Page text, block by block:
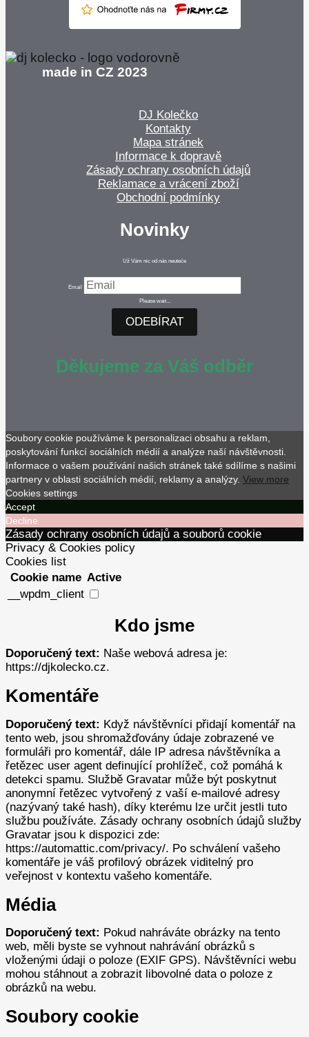
made in CZ 2023
DJ Kolečko
Kontakty
Mapa stránek
Informace k dopravě
Zásady ochrany osobních údajů
Reklamace a vrácení zboží
Obchodní podmínky
Novinky
Už Vám nic od nás neuteče
Email
Please wait...
ODEBÍRAT
Děkujeme za Váš odběr
Soubory cookie používáme k personalizaci obsahu a reklam,
poskytování funkcí sociálních médií a analýze naší návštěvnosti.
Informace o vašem používání našich stránek také sdílíme s našimi
partnery v oblasti sociálních médií, reklamy a analýzy. View more
Cookies settings
Accept
Decline
Zásady ochrany osobních údajů a souborů cookie
Privacy & Cookies policy
Cookies list
Cookie name Active
__wpdm_client
Kdo jsme
Doporučený text: Naše webová adresa je:
https://djkolecko.cz.
Komentáře
Doporučený text: Když návštěvníci přidají komentář na
tento web, jsou shromažďovány údaje zobrazené ve
formuláři pro komentář, dále IP adresa návštěvníka a
řetězec user agent definující prohlížeč, což pomáhá k
detekci spamu. Službě Gravatar může být poskytnut
anonymní řetězec vytvořený z vaší e-mailové adresy
(nazývaný také hash), díky kterému lze určit jestli tuto
službu používáte. Zásady ochrany osobních údajů služby
Gravatar jsou k dispozici zde:
https://automattic.com/privacy/. Po schválení vašeho
komentáře je váš profilový obrázek viditelný pro
veřejnost v kontextu vašeho komentáře.
Média
Doporučený text: Pokud nahráváte obrázky na tento
web, měli byste se vyhnout nahrávání obrázků s
vloženými údaji o poloze (EXIF GPS). Návštěvníci webu
mohou stáhnout a zobrazit libovolné data o poloze z
obrázků na webu.
Soubory cookie